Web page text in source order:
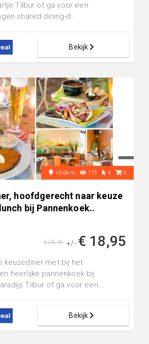
Tilbur of ga voor een
shared dining-d...
Bekijk
+0.0km 171 4 0
hoofdgerecht naar keuze
bij Pannenkoek..
+/- € 18,95
€ 28,45
keuzediner met bij het
heerlijke pannenkoek bij
Tilbur of ga voor een...
Bekijk